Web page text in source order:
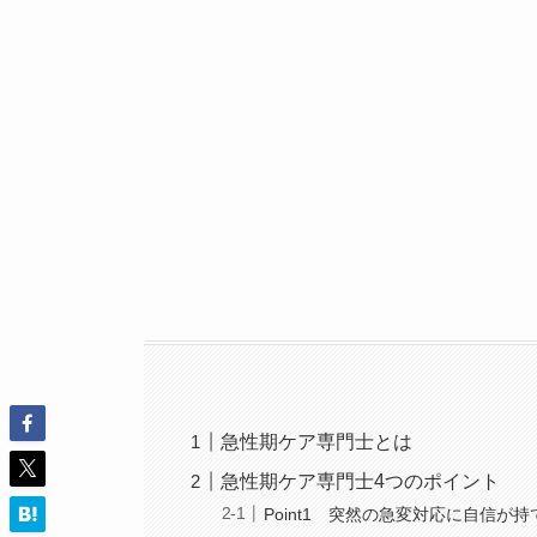
急性期ケア専門士とは
急性期ケア専門士4つのポイント
Point1 突然の急変対応に自信が持